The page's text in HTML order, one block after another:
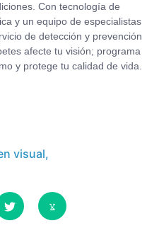
Con tecnología de
y un equipo de especialistas
de detección y prevención
afecte tu visión; programa
y protege tu calidad de vida.
visual,